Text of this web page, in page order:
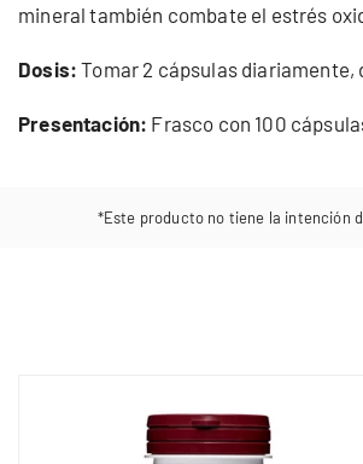
mineral también combate el estrés
Dosis: Tomar 2 cápsulas
Presentación: Frasco con 100
*Este producto no tiene la intención